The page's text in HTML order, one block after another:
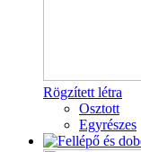
Rögzített létra
Osztott
Egyrészes